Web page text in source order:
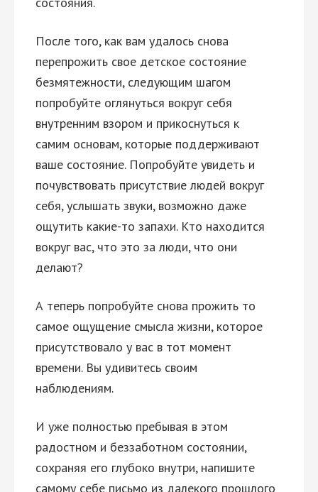
После того, как вам удалось снова
перепрожить свое детское состояние
безмятежности, следующим шагом
попробуйте оглянуться вокруг себя
внутренним взором и прикоснуться к
самим основам, которые поддерживают
ваше состояние. Попробуйте увидеть и
почувствовать присутствие людей вокруг
себя, услышать звуки, возможно даже
ощутить какие-то запахи. Кто находится
вокруг вас, что это за люди, что они
делают?
А теперь попробуйте снова прожить то
самое ощущение смысла жизни, которое
присутствовало у вас в тот момент
времени. Вы удивитесь своим
наблюдениям.
И уже полностью пребывая в этом
радостном и беззаботном состоянии,
сохраняя его глубоко внутри, напишите
самому себе письмо из далекого прошлого